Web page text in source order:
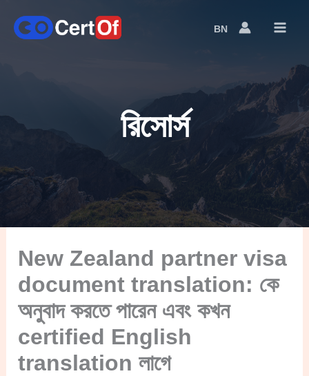
BNLanguage
রিসোর্স
New Zealand partner visa
document translation: কে
অনুবাদ করতে পারেন এবং কখন
certified English
translation লাগে